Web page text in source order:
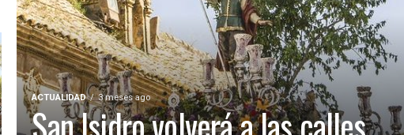
ACTUALIDAD 3 meses ago